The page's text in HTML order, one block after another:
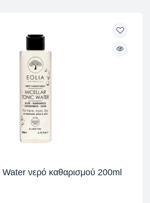
νερό καθαρισμού 200ml